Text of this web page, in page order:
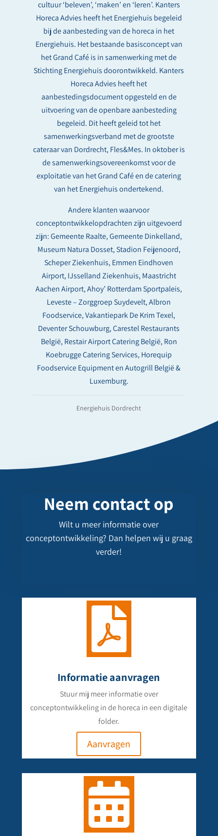
cultuur ‘beleven’, ‘maken’ en ‘leren’. Kanters
Horeca Advies heeft het Energiehuis begeleid
bij de aanbesteding van de horeca in het
Energiehuis. Het bestaande basisconcept van
het Grand Café is in samenwerking met de
Stichting Energiehuis doorontwikkeld. Kanters
Horeca Advies heeft het
aanbestedingsdocument opgesteld en de
uitvoering van de openbare aanbesteding
begeleid. Dit heeft geleid tot het
samenwerkingsverband met de grootste
cateraar van Dordrecht, Fles&Mes. In oktober is
de samenwerkingsovereenkomst voor de
exploitatie van het Grand Café en de catering
van het Energiehuis ondertekend.
Andere klanten waarvoor
conceptontwikkelopdrachten zijn uitgevoerd
zijn: Gemeente Raalte, Gemeente Dinkelland,
Museum Natura Dosset, Stadion Feijenoord,
Scheper Ziekenhuis, Emmen Eindhoven
Airport, IJsselland Ziekenhuis, Maastricht
Aachen Airport, Ahoy’ Rotterdam Sportpaleis,
Leveste – Zorggroep Suydevelt, Albron
Foodservice, Vakantiepark De Krim Texel,
Deventer Schouwburg, Carestel Restaurants
België, Restair Airport Catering België, Ron
Koebrugge Catering Services, Horequip
Foodservice Equipment en Autogrill België &
Luxemburg.
Energiehuis Dordrecht
Neem contact op
Wilt u meer informatie over
conceptontwikkeling? Dan helpen wij u graag
verder!

Informatie aanvragen
Stuur mij meer informatie over
conceptontwikkeling in de horeca in een digitale
folder.
Aanvragen
